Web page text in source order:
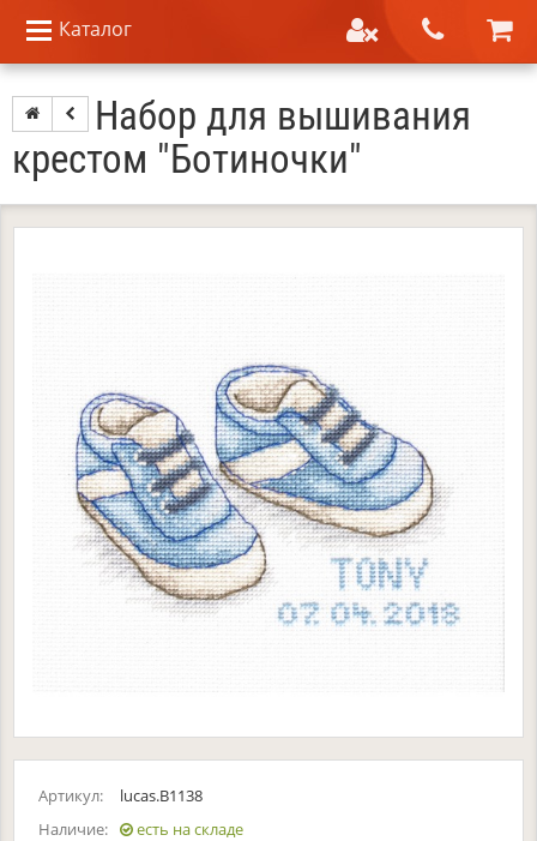
Каталог
Набор для вышивания
крестом "Ботиночки"
Артикул:
lucas.B1138
Наличие:
есть на складе